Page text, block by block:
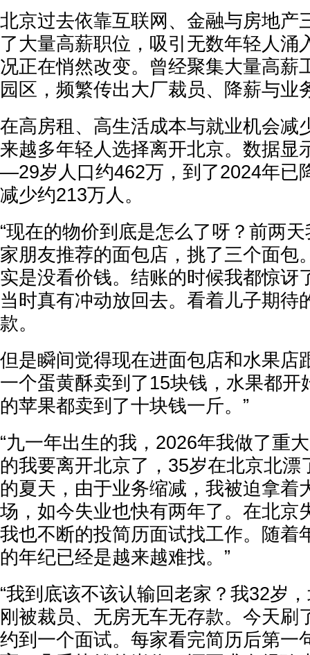
北京过去依靠互联网、金融与房地产
了大量高薪职位，吸引无数年轻人涌
况正在悄然改变。曾经聚集大量高薪
园区，频繁传出大厂裁员、降薪与业
在高房租、高生活成本与就业机会减
来越多年轻人选择离开北京。数据显
—29岁人口约462万，到了2024年已
减少约213万人。
“现在的物价到底是怎么了呀？前两
家朋友推荐的面包店，挑了三个面包
实是没看价钱。结账的时候我都惊讶
当时真有冲动放回去。看着儿子期待
款。
但是瞬间觉得现在进面包店和水果店
一个蛋黄酥卖到了15块钱，水果都开
的苹果都卖到了十块钱一斤。”
“九一年出生的我，2026年我做了重
的我要离开北京了，35岁在北京北漂
的夏天，由于业务缩减，我被迫拿着
场，如今失业也快有两年了。在北京
我也不断的投简历面试找工作。随着
的年纪已经是越来越难找。”
“我到底该不该认输回老家？我32岁
刚被裁员、无房无车无存款。今天刷
约到一个面试。每家看完简历后第一